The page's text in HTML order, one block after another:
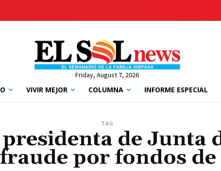
Friday, August 7, 2026
VIVIR MEJOR COLUMNA INFORME ESPECIAL
TAG
de Junta
por fondos